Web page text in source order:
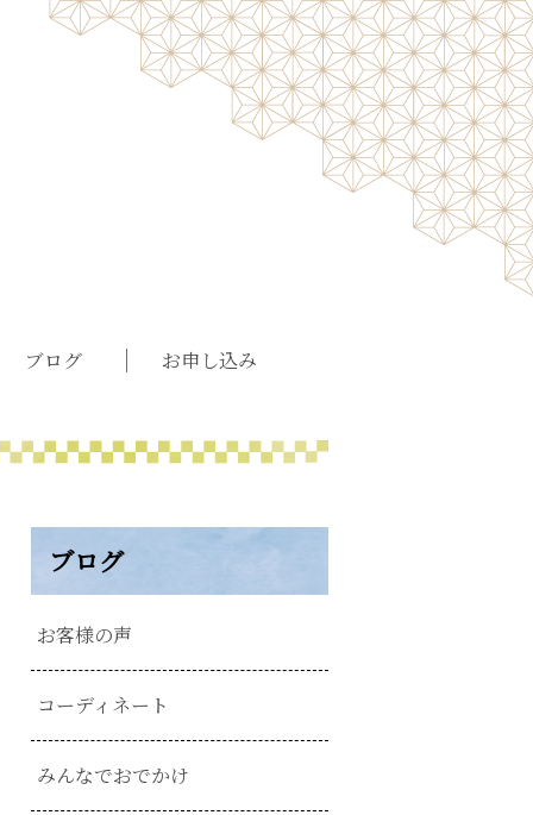
ブログ お申し込み
ブログ
お客様の声
コーディネート
みんなでおでかけ